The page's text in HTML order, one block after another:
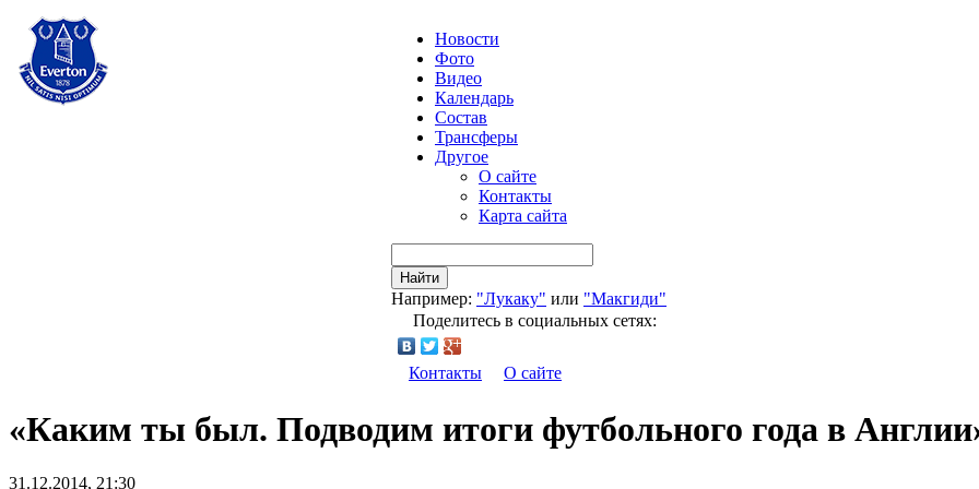
Новости
Фото
Видео
Календарь
Состав
Трансферы
Другое
О сайте
Контакты
Карта сайта
Найти
Например: "Лукаку" или "Макгиди"
Поделитесь в социальных сетях:
Контакты О сайте
«Каким ты был. Подводим итоги футбольного года в
31.12.2014, 21:30